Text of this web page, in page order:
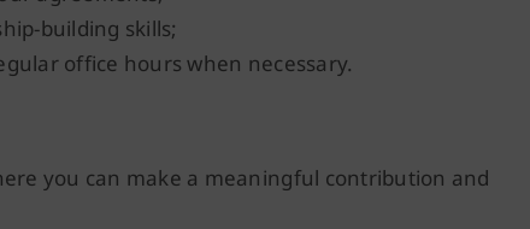
building skills;
office hours when necessary.
you can make a meaningful contribution and